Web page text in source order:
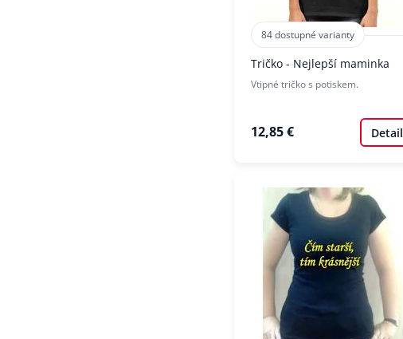
84 dostupné varianty
Tričko - Nejlepší maminka
Vtipné tričko s potiskem.
12,85 € Detail